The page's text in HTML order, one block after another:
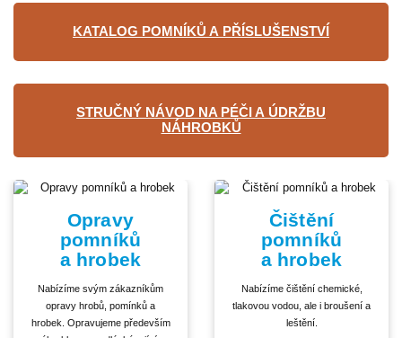
KATALOG POMNÍKŮ A PŘÍSLUŠENSTVÍ
STRUČNÝ NÁVOD NA PÉČI A ÚDRŽBU
NÁHROBKŮ
Opravy
pomníků
a hrobek
Nabízíme svým zákazníkům
opravy hrobů, pomínků a
hrobek. Opravujeme především
Čištění
pomníků
a hrobek
Nabízíme čištění chemické,
tlakovou vodou, ale i broušení a
leštění.